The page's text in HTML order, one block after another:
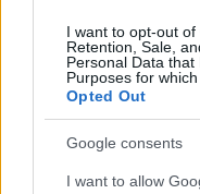
I want to opt-out of
Retention, Sale,
Personal Data
Purposes for
Opted Out
Google consents
I want to allow
Ārsti nosauc
pēc 45 gadu
aizrauties
“Nabaga
raisa
Atcelt